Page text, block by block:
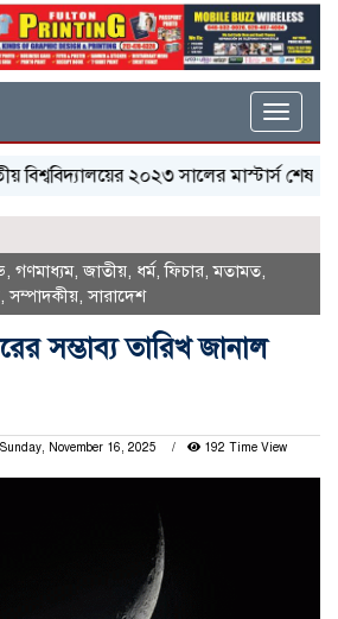
Toggle
২০২৩ সালের মাস্টার্স শেষপর্ব
, গণমাধ্যম,জাতীয়, ধর্ম,ফিচার,মতামত,
,সম্পাদকীয়,সারাদেশ
সম্ভাব্য তারিখ জানাল
November 16, 2025
192 Time View